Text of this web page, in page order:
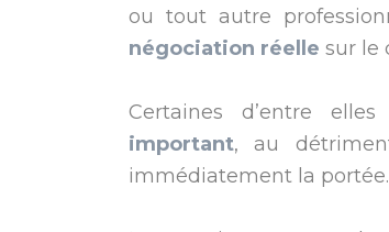
ou tout autre
négociation réelle sur le
Certaines d’entre
important, au
immédiatement la portée.